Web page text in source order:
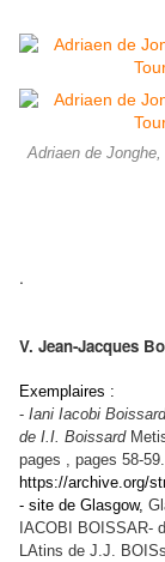
Adriaen de
.
V. Jean-Jacques
Exemplaires :
- Iani Iacobi
de I.I. Boissard
pages , pages 58-59.
https://archive.org/
- site de Glasgow,
IACOBI BOISSAR-
LAtins de J.J.